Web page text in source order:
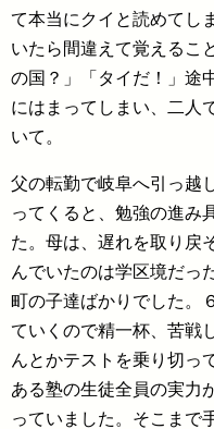
て本当にクイと読めてし
いたら間違えて覚えるこ
の国？」「タイだ！」途
にはまってしまい、二人
いて。
父の転勤で岐阜へ引っ越
ってくると、勉強の進み
た。母は、遅れを取り戻
んでいたのは学区境だっ
町の子達ばかりでした。
ていくので精一杯、苦戦
んとかテストを乗り切っ
ある塾の生徒全員の実力
っていました。そこまで